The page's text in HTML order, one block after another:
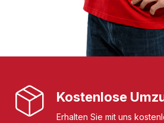
Kostenlose
Erhalten Sie mit uns